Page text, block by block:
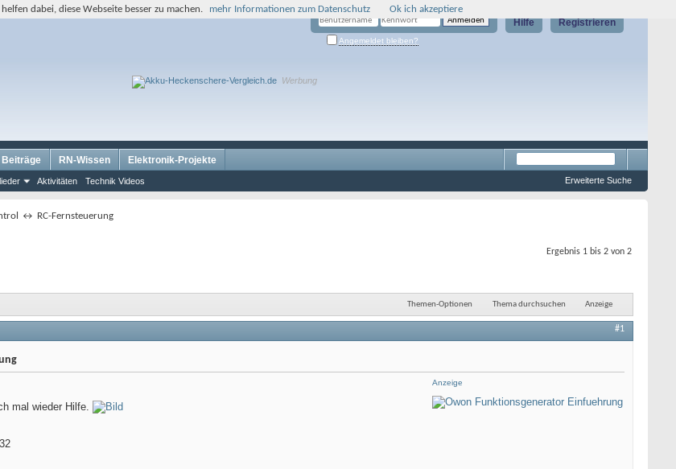
Registrieren
Hilfe
Angemeldet bleiben?
Werbung
Aktivitäten Technik Videos
Beiträge RN-Wissen Elektronik-Projekte
Erweiterte Suche
↔ RC-Fernsteuerung
Ergebnis 1 bis 2 von 2
Themen-Optionen Thema durchsuchen Anzeige
#1
Anzeige
mal wieder Hilfe.
dabei, diese Webseite besser zu machen. mehr Informationen zum Datenschutz Ok ich akzeptiere